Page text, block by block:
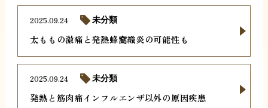
太ももの激痛と発熱蜂窩織炎の可能性も
2025.09.24 未分類
発熱と筋肉痛インフルエンザ以外の原因疾患
2025.09.24 未分類